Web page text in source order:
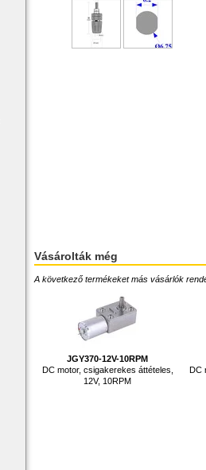
Vásárolták még
A következő termékeket más vásárlók
JGY370-12V-10RPM
DC motor, csigakerekes áttételes,
12V, 10RPM
DC